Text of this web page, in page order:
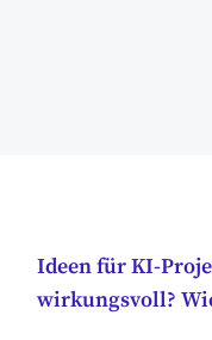
Ideen für KI-
wirkungsvoll?